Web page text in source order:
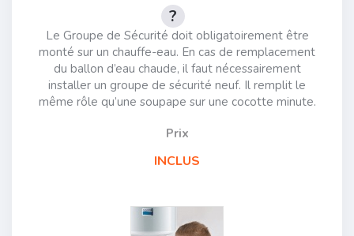
Le Groupe de Sécurité doit obligatoirement être
monté sur un chauffe-eau. En cas de remplacement
du ballon d’eau chaude, il faut nécessairement
installer un groupe de sécurité neuf. Il remplit le
même rôle qu’une soupape sur une cocotte minute.
Prix
INCLUS